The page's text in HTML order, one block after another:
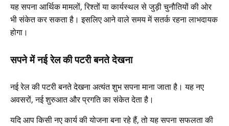
यह सपना आर्थिक मामलों, रिश्तों या कार्यस्थल से जुड़ी चुनौतियों की ओर
भी संकेत कर सकता है। इसलिए आने वाले समय में सतर्क रहना लाभदायक
होगा।
सपने में नई रेल की पटरी बनते देखना
नई रेल की पटरी बनते देखना अत्यंत शुभ सपना माना जाता है। यह नए
अवसरों, नई शुरुआत और प्रगति का संकेत देता है।
यदि आप किसी नए कार्य की योजना बना रहे हैं, तो यह सपना सफलता की